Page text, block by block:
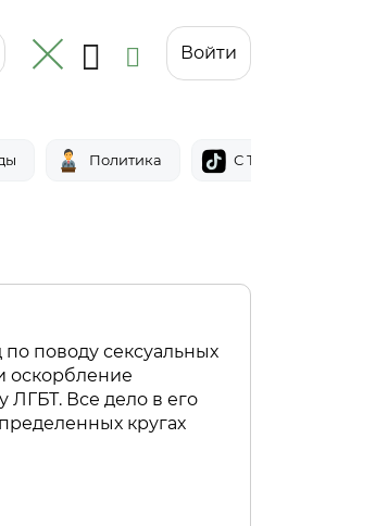
Войти
Политика С Тик-тока
поводу сексуальных
оскорбление
ЛГБТ. Все дело в его
кругах